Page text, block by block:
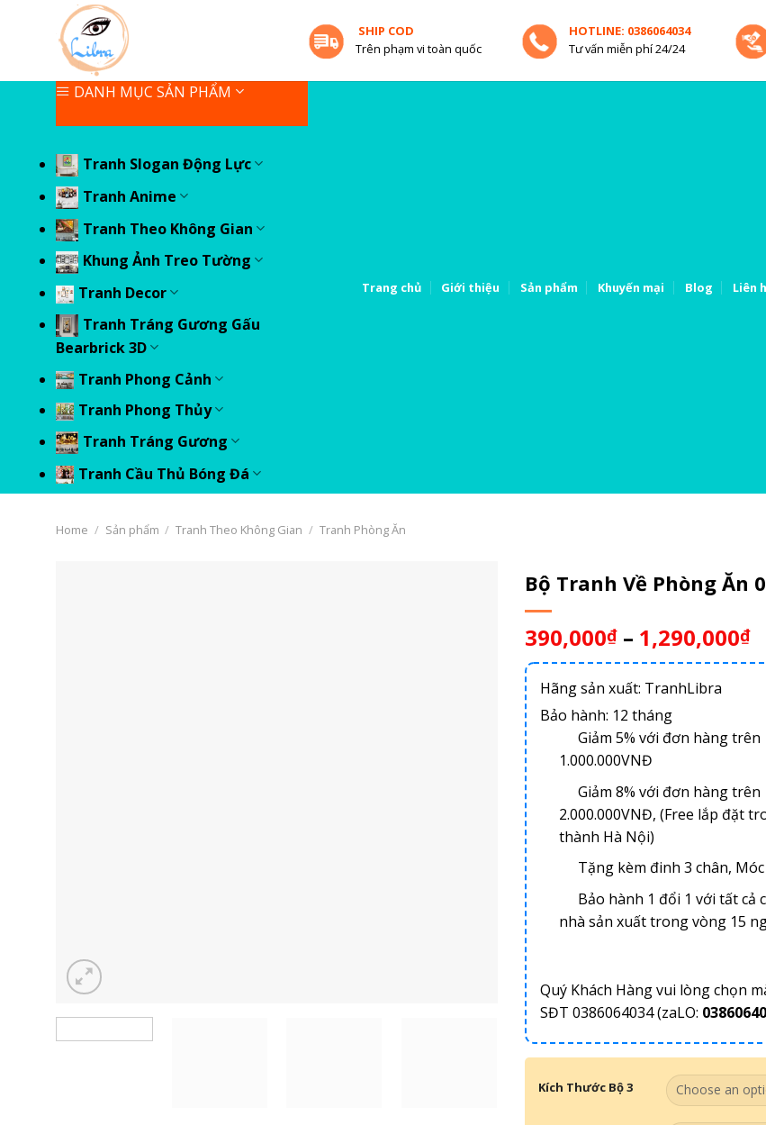
SHIP COD
Trên phạm vi toàn quốc
HOTLINE: 0386064034
Tư vấn miễn phí 24/24
DANH MỤC SẢN PHẨM
Tranh Slogan Động Lực
Tranh Anime
Tranh Theo Không Gian
Khung Ảnh Treo Tường
Tranh Decor
Tranh Tráng Gương Gấu
Bearbrick 3D
Tranh Phong Cảnh
Tranh Phong Thủy
Tranh Tráng Gương
Tranh Cầu Thủ Bóng Đá
Trang chủ Giới thiệu Sản phẩm Khuyến mại Blog Liên
Home / Sản phẩm / Tranh Theo Không Gian / Tranh Phòng Ăn
Bộ Tranh Về Phòng Ăn
390,000₫– 1,290,000₫
Hãng sản xuất: TranhLibra
Bảo hành: 12 tháng
Giảm 5% với đơn hàng trên
1.000.000VNĐ
Giảm 8% với đơn hàng trên
2.000.000VNĐ, (Free lắp đặt
thành Hà Nội)
Tặng kèm đinh 3 chân,
Bảo hành 1 đổi 1 với tất cả
nhà sản xuất trong vòng 15
Quý Khách Hàng vui lòng chọn
SĐT 0386064034 (zaLO:
Kích Thước Bộ 3